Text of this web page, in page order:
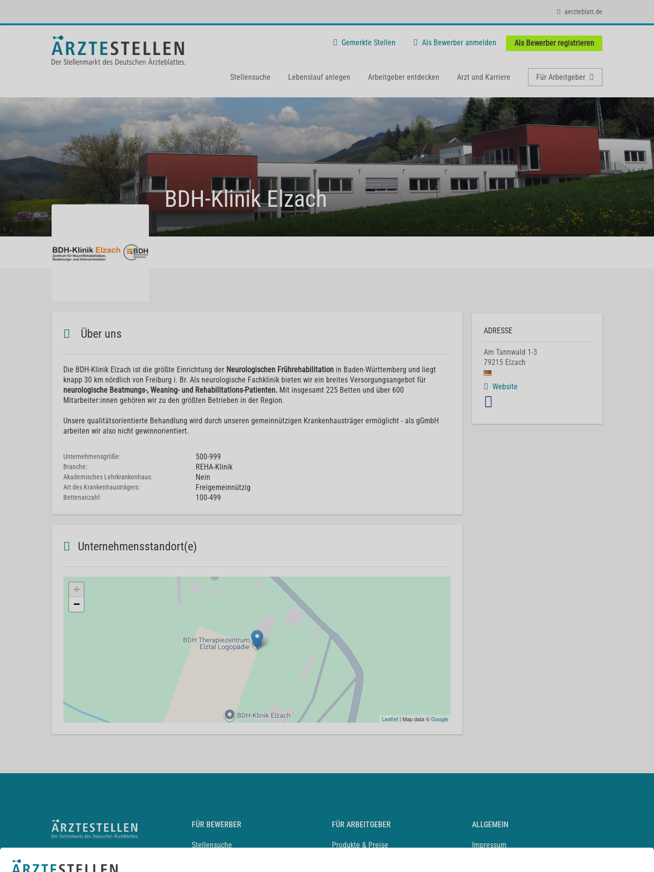
aerzteblatt.de
Gemerkte Stellen Als Bewerber anmelden Als Bewerber registrieren
Stellensuche Lebenslauf anlegen Arbeitgeber entdecken Arzt und Karriere Für Arbeitgeber
BDH-Klinik Elzach
Über uns
Die BDH-Klinik Elzach ist die größte Einrichtung der Neurologischen Frührehabilitation in Baden-Württemberg und liegt
knapp 30 km nördlich von Freiburg i. Br. Als neurologische Fachklinik bieten wir ein breites Versorgungsangebot für
neurologische Beatmungs-, Weaning- und Rehabilitations-Patienten. Mit insgesamt 225 Betten und über 600
Mitarbeiter:innen gehören wir zu den größten Betrieben in der Region.
Unsere qualitätsorientierte Behandlung wird durch unseren gemeinnützigen Krankenhausträger ermöglicht - als gGmbH
arbeiten wir also nicht gewinnorientiert.
Unternehmensgröße: 500-999
Branche: REHA-Klinik
Akademisches Lehrkrankenhaus: Nein
Art des Krankenhausträgers: Freigemeinnützig
Bettenanzahl: 100-499
Unternehmensstandort(e)
+
−
Leaflet | Map data ©Google
ADRESSE
Am Tannwald 1-3
79215 Elzach
Website
FÜR BEWERBER
Stellensuche
FÜR ARBEITGEBER
Produkte & Preise
ALLGEMEIN
Impressum